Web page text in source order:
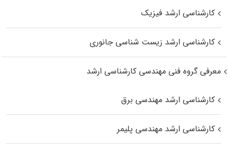
کارشناسی ارشد فیزیک
کارشناسی ارشد زیست‌ شناسی جانوری
معرفی گروه فنی مهندسی کارشناسی ارشد
کارشناسی ارشد مهندسی برق
کارشناسی ارشد مهندسی پلیمر